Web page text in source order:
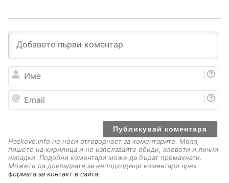
е
a
Haskovo.info не носи отговорност за коментарите. Моля,
пишете на кирилица и не използвайте обиди, клевети и лични
нападки. Подобни коментари може да бъдат премахнати.
Можете да докладвате за неподходящи коментари чрез
формата за контакт в сайта.